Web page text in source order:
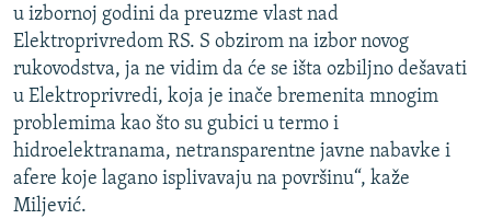
u izbornoj godini da preuzme vlast nad
Elektroprivredom RS. S obzirom na izbor novog
rukovodstva, ja ne vidim da će se išta ozbiljno dešavati
u Elektroprivredi, koja je inače bremenita mnogim
problemima kao što su gubici u termo i
hidroelektranama, netransparentne javne nabavke i
afere koje lagano isplivavaju na površinu“, kaže
Miljević.